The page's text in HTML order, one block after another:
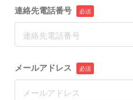
連絡先電話番号
メールアドレス